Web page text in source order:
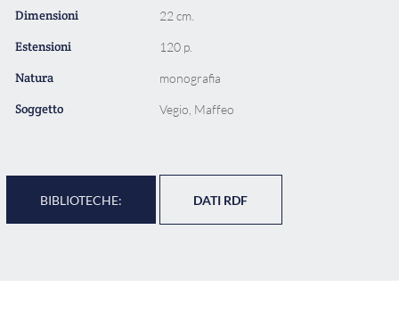
Dimensioni 22 cm.
Estensioni 120 p.
Natura monografia
Soggetto Vegio, Maffeo
BIBLIOTECHE: DATI RDF